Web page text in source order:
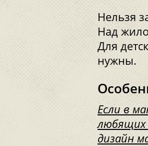
Нельзя
Над
Для
нужны.
Если в
любящих
дизайн